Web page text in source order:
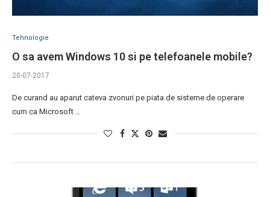
Tehnologie
O sa avem Windows 10 si pe telefoanele mobile?
20-07-2017
De curand au aparut cateva zvonuri pe piata de sisteme de operare
cum ca Microsoft …